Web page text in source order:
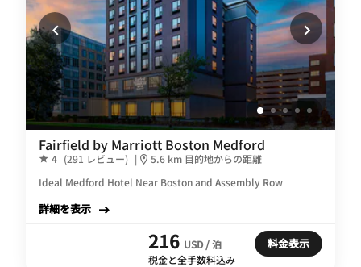
Fairfield by Marriott Boston Medford
4 (291 レビュー) |
5.6 km 目的地からの距離
Ideal Medford Hotel Near Boston and Assembly Row
詳細を表示
216 USD / 泊
税金と全手数料込み
料金表示